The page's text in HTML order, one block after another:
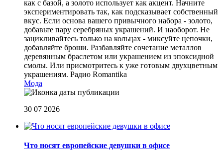
как с базой, а золото использует как акцент. Начните
экспериментировать так, как подсказывает собственный
вкус. Если основа вашего привычного набора - золото,
добавьте пару серебряных украшений. И наоборот. Не
зацикливайтесь только на кольцах - миксуйте цепочки,
добавляйте броши. Разбавляйте сочетание металлов
деревянным браслетом или украшением из эпоксидной
смолы. Или присмотритесь к уже готовым двухцветным
украшениям. Радио Romantika
Мода
30 07 2026
Что носят европейские девушки в офисе